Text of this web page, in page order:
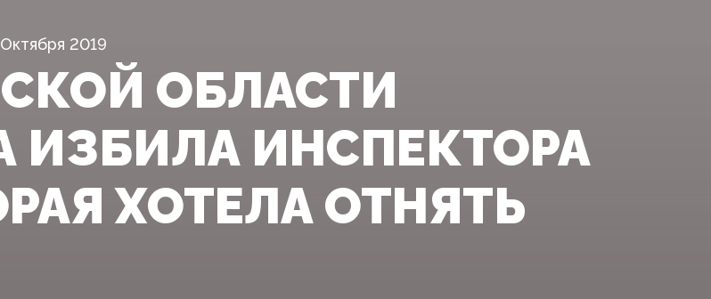
Октября 2019
ОБЛАСТИ
ИНСПЕКТОРА
ХОТЕЛА ОТНЯТЬ